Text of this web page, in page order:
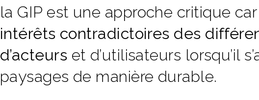
la GIP est une approche critique
intérêts contradictoires des
d’acteurs et d’utilisateurs lorsqu’il
paysages de manière durable.